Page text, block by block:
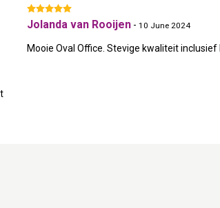
Jolanda van Rooijen - 10 June 2024
Mooie Oval Office. Stevige kwaliteit